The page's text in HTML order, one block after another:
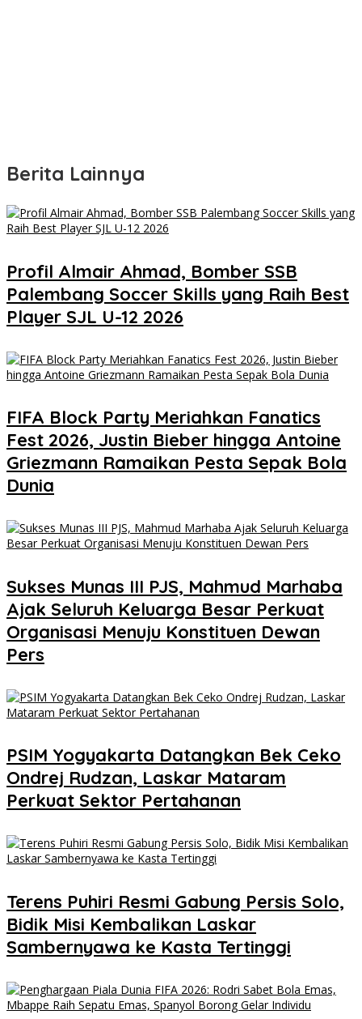
Berita Lainnya
Profil Almair Ahmad, Bomber SSB
Palembang Soccer Skills yang Raih Best
Player SJL U-12 2026
FIFA Block Party Meriahkan Fanatics
Fest 2026, Justin Bieber hingga Antoine
Griezmann Ramaikan Pesta Sepak Bola
Dunia
Sukses Munas III PJS, Mahmud Marhaba
Ajak Seluruh Keluarga Besar Perkuat
Organisasi Menuju Konstituen Dewan
Pers
PSIM Yogyakarta Datangkan Bek Ceko
Ondrej Rudzan, Laskar Mataram
Perkuat Sektor Pertahanan
Terens Puhiri Resmi Gabung Persis Solo,
Bidik Misi Kembalikan Laskar
Sambernyawa ke Kasta Tertinggi